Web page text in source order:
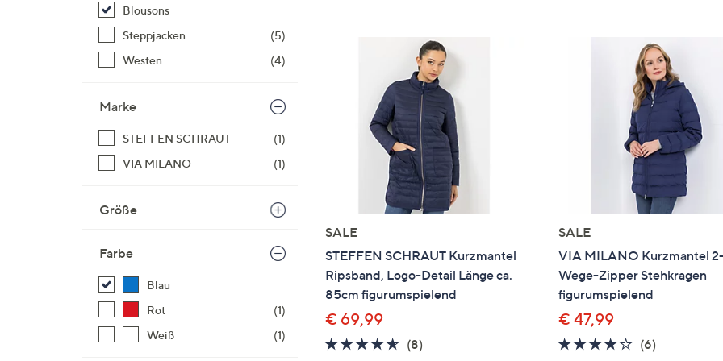
bzw.
rechts,
anzuzeigen.
Blousons
Steppjacken
(5)
Westen
(4)
Marke
STEFFEN SCHRAUT
(1)
VIA MILANO
(1)
Größe
Farbe
Blau
Rot
(1)
Weiß
(1)
SALE
STEFFEN SCHRAUT Kurzmantel
Ripsband, Logo-Detail Länge ca.
85cm figurumspielend
€ 69,99
4.6
(8)8
SALE
VIA MILANO Kurzmantel
Wege-Zipper Stehkragen
figurumspielend
€ 47,99
4.0
(6)